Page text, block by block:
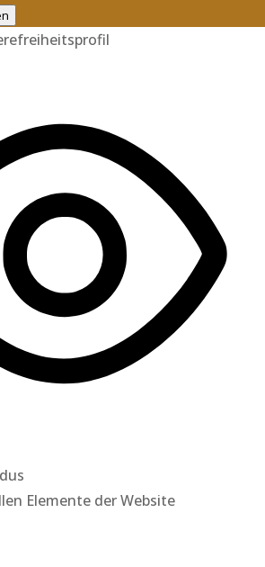
Elemente der Website